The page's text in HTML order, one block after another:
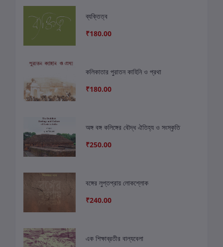
ব্যক্তিত্ব
₹180.00
কলিকাতার পুরাতন কাহিনি ও প্রথা
₹180.00
অঙ্গ বঙ্গ কলিঙ্গের বৌদ্ধ ঐতিহ্য ও সংস্কৃতি
₹250.00
বঙ্গের লুপ্তপ্রায় লোকশ্লোক
₹240.00
এক শিক্ষাব্রতীর বাল্যবেলা